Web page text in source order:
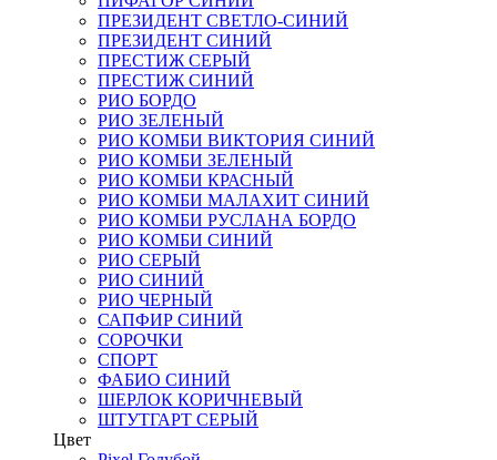
ПРЕЗИДЕНТ СВЕТЛО-СИНИЙ
ПРЕЗИДЕНТ СИНИЙ
ПРЕСТИЖ СЕРЫЙ
ПРЕСТИЖ СИНИЙ
РИО БОРДО
РИО ЗЕЛЕНЫЙ
РИО КОМБИ ВИКТОРИЯ СИНИЙ
РИО КОМБИ ЗЕЛЕНЫЙ
РИО КОМБИ КРАСНЫЙ
РИО КОМБИ МАЛАХИТ СИНИЙ
РИО КОМБИ РУСЛАНА БОРДО
РИО КОМБИ СИНИЙ
РИО СЕРЫЙ
РИО СИНИЙ
РИО ЧЕРНЫЙ
САПФИР СИНИЙ
СОРОЧКИ
СПОРТ
ФАБИО СИНИЙ
ШЕРЛОК КОРИЧНЕВЫЙ
ШТУТГАРТ СЕРЫЙ
Цвет